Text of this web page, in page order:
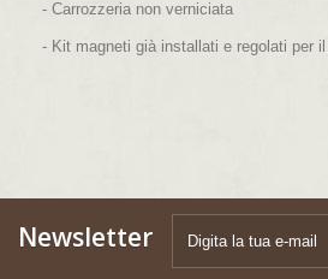
- Carrozzeria non verniciata
- Kit magneti già installati e regolati per
Newsletter